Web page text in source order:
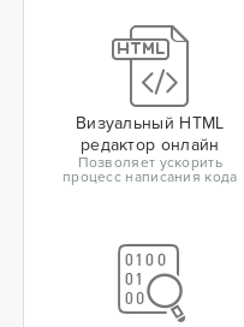
Визуальный HTML
редактор онлайн
Позволяет ускорить
процесс написания кода